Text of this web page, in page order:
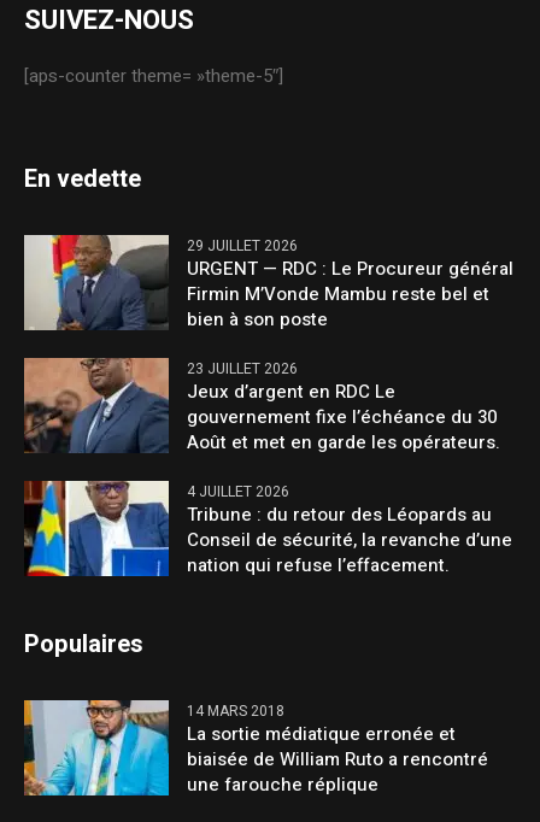
SUIVEZ-NOUS
[aps-counter theme= »theme-5″]
En vedette
29 JUILLET 2026
URGENT — RDC : Le Procureur général
Firmin M’Vonde Mambu reste bel et
bien à son poste
23 JUILLET 2026
Jeux d’argent en RDC Le
gouvernement fixe l’échéance du 30
Août et met en garde les opérateurs.
4 JUILLET 2026
Tribune : du retour des Léopards au
Conseil de sécurité, la revanche d’une
nation qui refuse l’effacement.
Populaires
14 MARS 2018
La sortie médiatique erronée et
biaisée de William Ruto a rencontré
une farouche réplique